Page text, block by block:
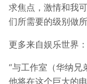
求焦点，激情和我
们所需要的级别做所
更多来自娱乐世界：
“与工作室（华纳兄
他将在这个巨大的